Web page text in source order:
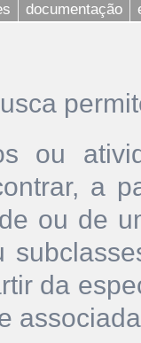
documentação
ou
a
ou de
da